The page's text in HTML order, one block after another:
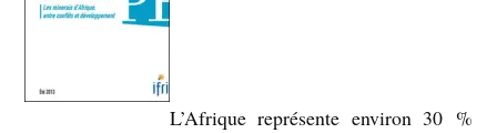
L’Afrique représente environ 30 %